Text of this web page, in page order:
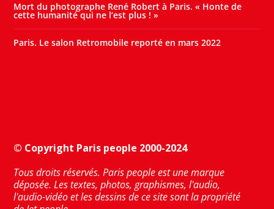
Mort du photographe René Robert à Paris. « Honte de
cette humanité qui ne l’est plus ! »
Paris. Le salon Retromobile reporté en mars 2022
© Copyright Paris people 2000-2024
Tous droits réservés. Paris people est une marque
déposée. Les textes, photos, graphismes, l'audio,
l'audio-vidéo et les dessins de ce site sont la propriété